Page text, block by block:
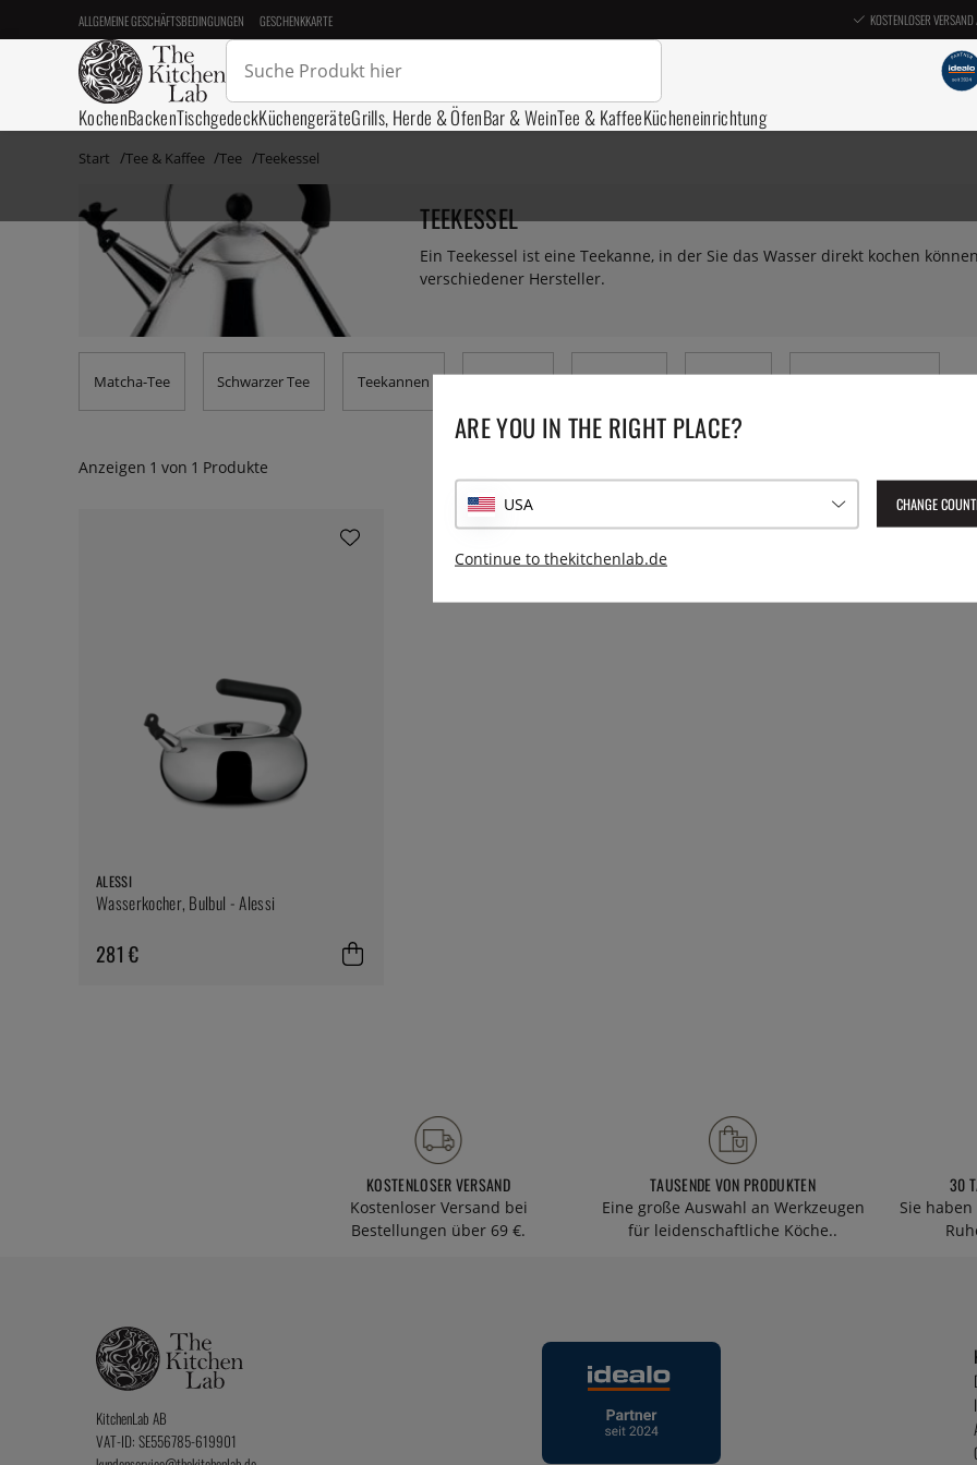
ALLGEMEINE GESCHÄFTSBEDINGUNGEN GESCHENKKARTE KOSTENLOSER
KochenBackenTischgedeckKüchengeräteGrills, Herde & ÖfenBar & WeinTee & KaffeeKücheneinrichtung
Start Tee & Kaffee Tee Teekessel
TEEKESSEL
Ein Teekessel ist eine Teekanne, in der Sie das Wasser direkt kochen
verschiedener Hersteller.
Matcha-Tee Schwarzer Tee Teekannen
Anzeigen 1 von 1 Produkte
ALESSI
Wasserkocher, Bulbul - Alessi
281 €
KOSTENLOSER VERSAND
Kostenloser Versand bei
Bestellungen über 69 €.
TAUSENDE VON PRODUKTEN
Eine große Auswahl an Werkzeugen
für leidenschaftliche Köche..
30
Sie
KitchenLab AB
VAT-ID: SE556785-619901
ARE YOU IN THE RIGHT PLACE?
USA CHANGE
Continue to thekitchenlab.de